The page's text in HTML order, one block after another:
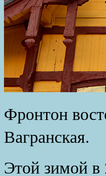
Фронтон
Вагранская.
Этой зимой